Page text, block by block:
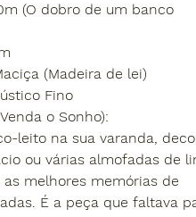
(O dobro de um banco
(Madeira de lei)
Fino
o Sonho):
leito na sua varanda,
ou várias almofadas de
as melhores memórias de
É a peça que faltava